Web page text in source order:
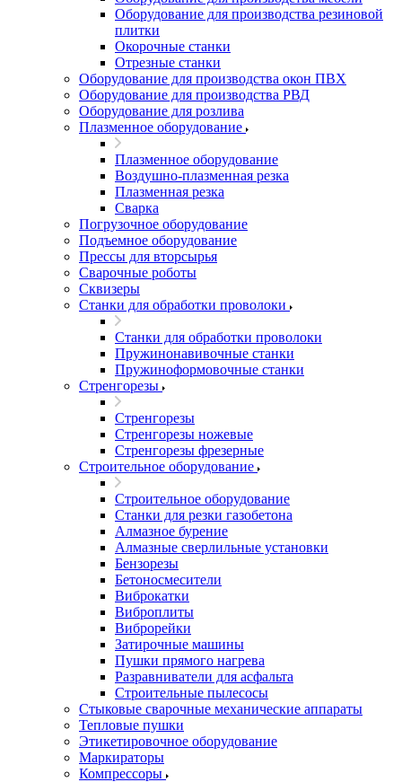
Оборудование для производства резиновой
плитки
Окорочные станки
Отрезные станки
Оборудование для производства окон ПВХ
Оборудование для производства РВД
Оборудование для розлива
Плазменное оборудование
Плазменное оборудование
Воздушно-плазменная резка
Плазменная резка
Сварка
Погрузочное оборудование
Подъемное оборудование
Прессы для вторсырья
Сварочные роботы
Сквизеры
Станки для обработки проволоки
Станки для обработки проволоки
Пружинонавивочные станки
Пружиноформовочные станки
Стренгорезы
Стренгорезы
Стренгорезы ножевые
Стренгорезы фрезерные
Строительное оборудование
Строительное оборудование
Станки для резки газобетона
Алмазное бурение
Алмазные сверлильные установки
Бензорезы
Бетоносмесители
Виброкатки
Виброплиты
Виброрейки
Затирочные машины
Пушки прямого нагрева
Разравниватели для асфальта
Строительные пылесосы
Стыковые сварочные механические аппараты
Тепловые пушки
Этикетировочное оборудование
Маркираторы
Компрессоры